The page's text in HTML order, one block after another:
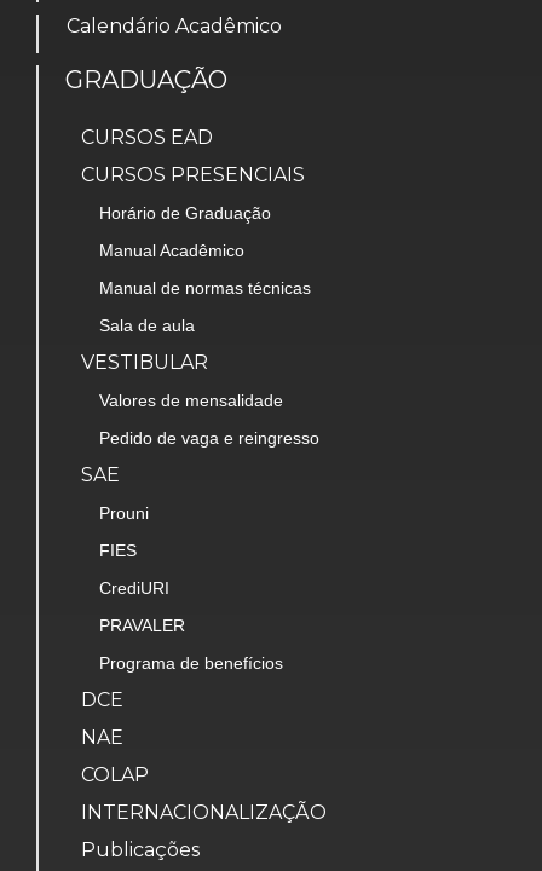
Calendário Acadêmico
GRADUAÇÃO
CURSOS EAD
CURSOS PRESENCIAIS
Horário de Graduação
Manual Acadêmico
Manual de normas técnicas
Sala de aula
VESTIBULAR
Valores de mensalidade
Pedido de vaga e reingresso
SAE
Prouni
FIES
CrediURI
PRAVALER
Programa de benefícios
DCE
NAE
COLAP
INTERNACIONALIZAÇÃO
Publicações